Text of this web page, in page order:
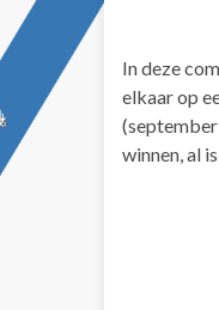
In deze
elkaar op
winnen, al